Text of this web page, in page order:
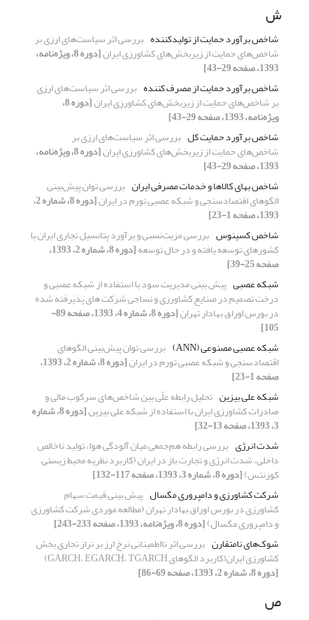
ش
شاخص برآورد حمایت از تولیدکننده بررسی اثر سیاست‌های ارزی بر
شاخص‌های حمایت از زیربخش‌های کشاورزی ایران [دوره 8، ویژه‌نامه،
1393، صفحه 29-43]
شاخص برآورد حمایت از مصرف کننده بررسی اثر سیاست‌های ارزی
بر شاخص‌های حمایت از زیربخش‌های کشاورزی ایران [دوره 8،
ویژه‌نامه، 1393، صفحه 29-43]
شاخص برآورد حمایت کل بررسی اثر سیاست‌های ارزی بر
شاخص‌های حمایت از زیربخش‌های کشاورزی ایران [دوره 8، ویژه‌نامه،
1393، صفحه 29-43]
شاخص بهای کالاها و خدمات مصرفی ایران بررسی توان پیش‌بینی
الگوهای اقتصادسنجی و شبکه عصبی‌ تورم در ایران [دوره 8، شماره 2،
1393، صفحه 1-23]
شاخص کسینوس بررسی مزیت‌نسبی و برآورد پتانسیل تجاری ایران با
کشورهای توسعه یافته و در حال توسعه [دوره 8، شماره 2، 1393،
صفحه 25-39]
شبکه عصبی پیش بینی مدیریت سود با استفاده از شبکه عصبی و
درخت تصمیم در صنایع کشاورزی و نساجی شرکت های پذیرفته شده
در بورس اوراق بهادار تهران [دوره 8، شماره 4، 1393، صفحه 89-
105]
شبکه عصبی مصنوعی (ANN)
بررسی توان پیش‌بینی الگوهای
اقتصادسنجی و شبکه عصبی‌ تورم در ایران [دوره 8، شماره 2، 1393،
صفحه 1-23]
شبکه علی بیزین تحلیل رابطه علّی بین شاخص‌های سرکوب مالی و
صادرات کشاورزی ایران با استفاده از شبکه علی بیزین [دوره 8، شماره
3، 1393، صفحه 13-32]
شدت انرژی بررسی رابطه هم‌جمعی میان آلودگی هوا، تولید ناخالص
داخلی، شدت انرژی و تجارت باز در ایران (کاربرد نظریه محیط زیستی
کوزنتس)[دوره 8، شماره 3، 1393، صفحه 117-132]
شرکت کشاورزی و دامپروری مگسال پیش بینی قیمت سهام
کشاورزی در بورس اوراق بهادار تهران (مطالعه موردی شرکت کشاورزی
و دامپروری مگسال)[دوره 8، ویژه‌نامه، 1393، صفحه 233-243]
شوک‌های نامتقارن بررسی اثر نااطمینانی نرخ ارز بر تراز تجاری بخش
کشاورزی ایران(کاربرد الگوهای GARCH، EGARCH، TGARCH)
[دوره 8، شماره 2، 1393، صفحه 69-86]
ص